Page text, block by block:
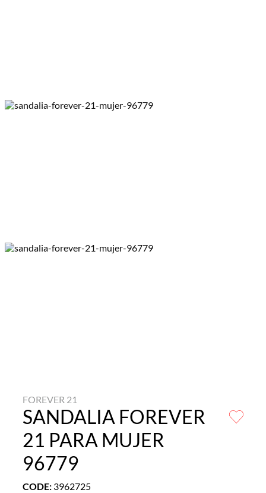
FOREVER 21
SANDALIA FOREVER
21 PARA MUJER
96779
CODE: 3962725